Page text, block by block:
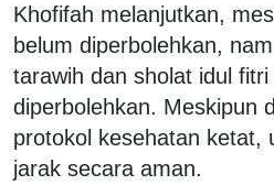
Khofifah melanjutkan,
belum diperbolehkan,
tarawih dan sholat idul fitri
diperbolehkan. Meskipun
protokol kesehatan ketat,
jarak secara aman.